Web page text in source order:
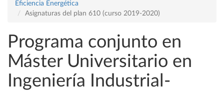
Eficiencia Energética
Asignaturas del plan 610 (curso 2019-2020)
Programa conjunto en
Máster Universitario en
Ingeniería Industrial-